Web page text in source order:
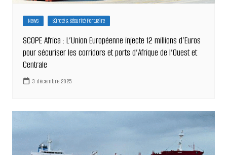
News Sûreté & Sécurité Portuaire
SCOPE Africa : L’Union Européenne injecte 12 millions d’Euros
pour sécuriser les corridors et ports d’Afrique de l’Ouest et
Centrale
3 décembre 2025